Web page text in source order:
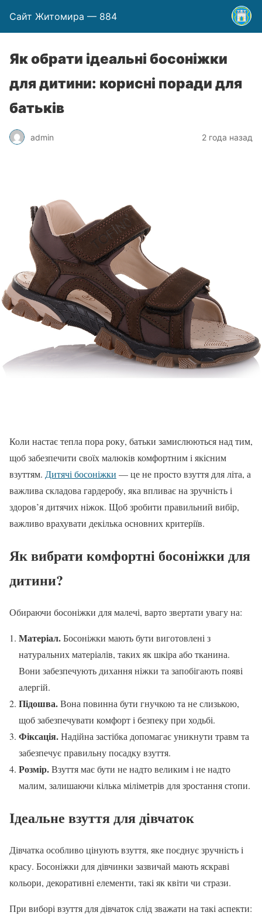
Сайт Житомира — 884
Як обрати ідеальні босоніжки
для дитини: корисні поради для
батьків
admin 2 года назад
Коли настає тепла пора року, батьки замислюються над тим,
щоб забезпечити своїх малюків комфортним і якісним
взуттям. Дитячі босоніжки — це не просто взуття для літа, а
важлива складова гардеробу, яка впливає на зручність і
здоров’я дитячих ніжок. Щоб зробити правильний вибір,
важливо врахувати декілька основних критеріїв.
Як вибрати комфортні босоніжки для
дитини?
Обираючи босоніжки для малечі, варто звертати увагу на:
Матеріал.Босоніжки мають бути виготовлені з
натуральних матеріалів, таких як шкіра або тканина.
Вони забезпечують дихання ніжки та запобігають появі
алергій.
Підошва.Вона повинна бути гнучкою та не слизькою,
щоб забезпечувати комфорт і безпеку при ходьбі.
Фіксація.Надійна застібка допомагає уникнути травм та
забезпечує правильну посадку взуття.
Розмір.Взуття має бути не надто великим і не надто
малим, залишаючи кілька міліметрів для зростання стопи.
Ідеальне взуття для дівчаток
Дівчатка особливо цінують взуття, яке поєднує зручність і
красу. Босоніжки для дівчинки зазвичай мають яскраві
кольори, декоративні елементи, такі як квіти чи стрази.
При виборі взуття для дівчаток слід зважати на такі аспекти: